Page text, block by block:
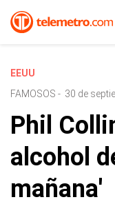
EEUU
FAMOSOS - 30 de
Phil
alcohol
mañana'